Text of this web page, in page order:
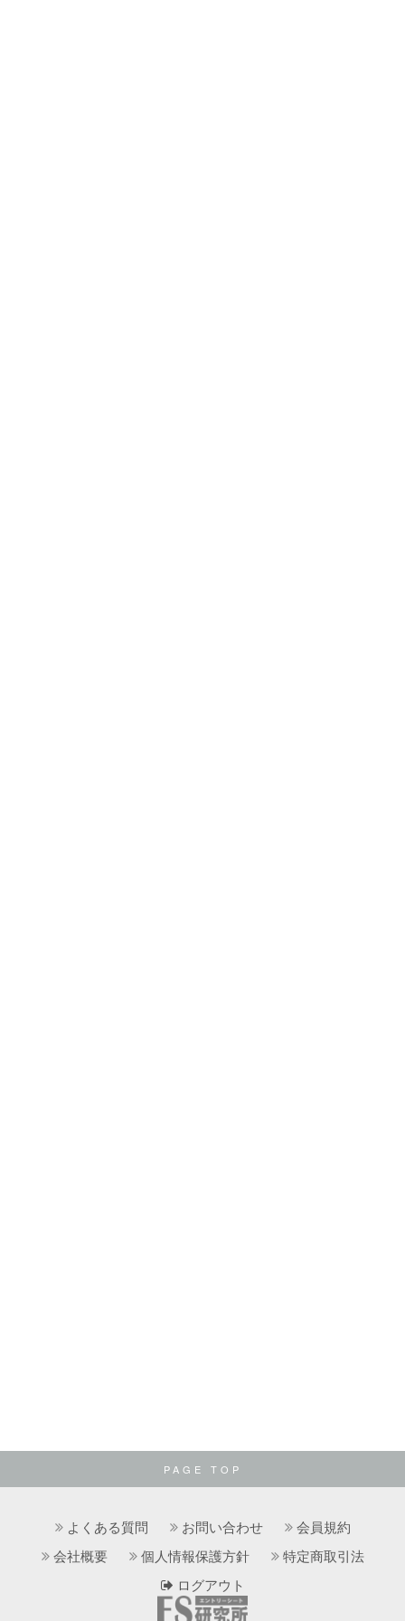
PAGE TOP
よくある質問 お問い合わせ
会員規約
会社概要
個人情報保護方針
特定商取引法
ログアウト